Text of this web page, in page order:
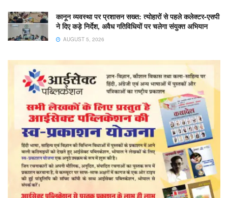
कानून व्यवस्था पर प्रशासन सख्त: त्योहारों से पहले कलेक्टर-एसपी
ने दिए कड़े निर्देश, अवैध गतिविधियों पर चलेगा संयुक्त अभियान
AUGUST 5, 2026